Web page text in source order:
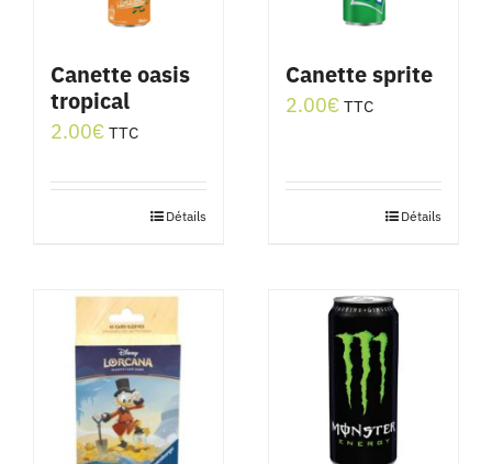
Canette oasis
tropical
2.00€ TTC
Détails
Canette sprite
2.00€ TTC
Détails